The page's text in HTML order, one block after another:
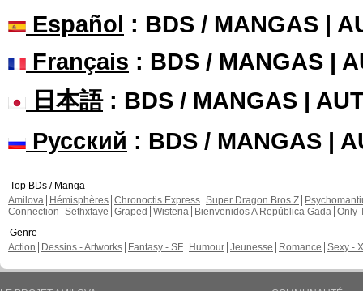
Español : BDS / MANGAS |
Français : BDS / MANGAS |
日本語: BDS / MANGAS |
Русский : BDS / MANGAS |
Top BDs / Manga
Amilova
Hémisphères Chronoctis Express Super Dragon Bros Z
Connection Sethxfaye Graped Wisteria Bienvenidos A República Gada Only
Genre
Action
Dessins - Artworks Fantasy - SF Humour Jeunesse Romance Sexy -